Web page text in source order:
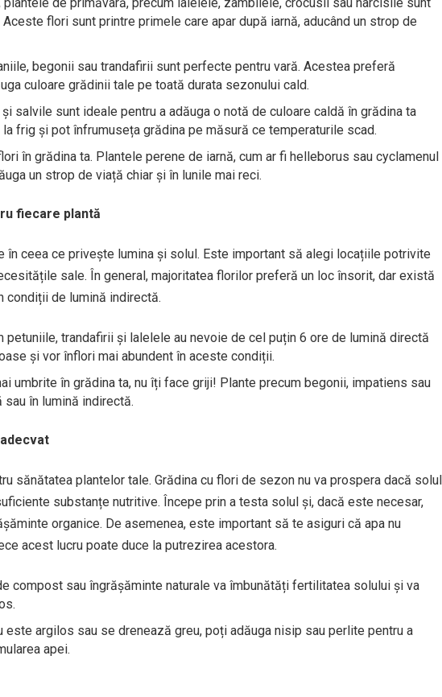
flori sunt printre primele care apar după iarnă, aducând un strop de
begonii sau trandafirii sunt perfecte pentru vară. Acestea preferă
culoare grădinii tale pe toată durata sezonului cald.
salvile sunt ideale pentru a adăuga o notă de culoare caldă în grădina ta
frig și pot înfrumuseța grădina pe măsură ce temperaturile scad.
în grădina ta. Plantele perene de iarnă, cum ar fi helleborus sau cyclamenul
un strop de viață chiar și în lunile mai reci.
fiecare plantă
în ceea ce privește lumina și solul. Este important să alegi locațiile potrivite
sale. În general, majoritatea florilor preferă un loc însorit, dar există
condiții de lumină indirectă.
petuniile, trandafirii și lalelele au nevoie de cel puțin 6 ore de lumină directă
și vor înflori mai abundent în aceste condiții.
umbrite în grădina ta, nu îți face griji! Plante precum begonii, impatiens sau
în lumină indirectă.
sănătatea plantelor tale. Grădina cu flori de sezon nu va prospera dacă solul
substanțe nutritive. Începe prin a testa solul și, dacă este necesar,
organice. De asemenea, este important să te asiguri că apa nu
acest lucru poate duce la putrezirea acestora.
compost sau îngrășăminte naturale va îmbunătăți fertilitatea solului și va
este argilos sau se drenează greu, poți adăuga nisip sau perlite pentru a
apei.